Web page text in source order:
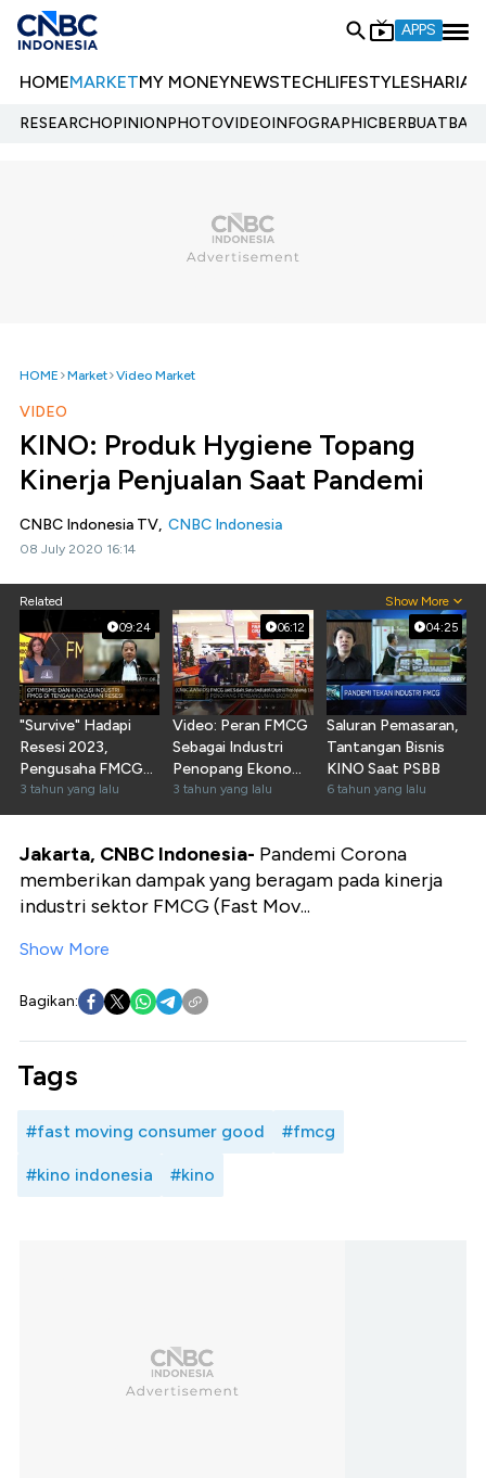
APPS
HOMEMARKETMY MONEYNEWSTECHLIFESTYLESHARIA
RESEARCHOPINIONPHOTOVIDEOINFOGRAPHIC
HOME Market Video Market
VIDEO
KINO: Produk Hygiene Topang
Kinerja Penjualan Saat Pandemi
CNBC Indonesia TV, CNBC Indonesia
08 July 2020 16:14
Related Show More
09:24
"Survive" Hadapi
Resesi 2023,
Pengusaha FMCG
Butuh Modal Ini
3 tahun yang lalu
06:12
Video: Peran FMCG
Sebagai Industri
Penopang Ekonomi
RI
3 tahun yang lalu
04:25
Saluran Pemasaran,
Tantangan Bisnis
KINO Saat PSBB
6 tahun yang lalu
Jakarta, CNBC Indonesia- Pandemi Corona
memberikan dampak yang beragam pada kinerja
industri sektor FMCG (Fast Mov...
Show More
Bagikan:
Tags
#fast moving consumer good #fmcg
#kino indonesia #kino